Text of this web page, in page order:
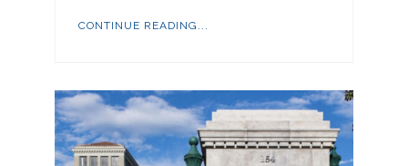
CONTINUE READING...